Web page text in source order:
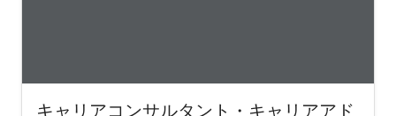
キャリアコンサルタント・キャリアアド